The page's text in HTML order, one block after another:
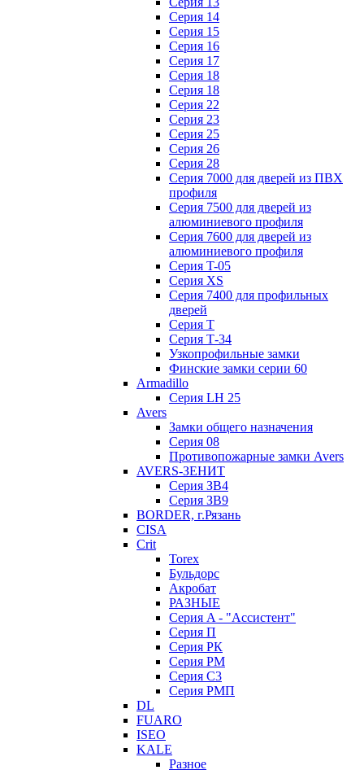
Серия 14
Серия 15
Серия 16
Серия 17
Серия 18
Серия 18
Серия 22
Серия 23
Серия 25
Серия 26
Серия 28
Серия 7000 для дверей из ПВХ
профиля
Серия 7500 для дверей из
алюминиевого профиля
Серия 7600 для дверей из
алюминиевого профиля
Серия T-05
Серия XS
Серия 7400 для профильных
дверей
Серия Т
Серия Т-34
Узкопрофильные замки
Финские замки серии 60
Armadillo
Серия LH 25
Avers
Замки общего назначения
Серия 08
Противопожарные замки Avers
AVERS-ЗЕНИТ
Серия ЗВ4
Серия ЗВ9
BORDER, г.Рязань
CISA
Crit
Torex
Бульдорс
Акробат
РАЗНЫЕ
Серия A - "Ассистент"
Серия П
Серия РК
Серия РМ
Серия С3
Серия РМП
DL
FUARO
ISEO
KALE
Разное